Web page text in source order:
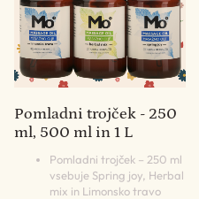
Pomladni trojček - 250
ml, 500 ml in 1 L
Pomladni trojček – 250 ml
vsebuje Spring joy, Herbal
mix in Limonsko travo